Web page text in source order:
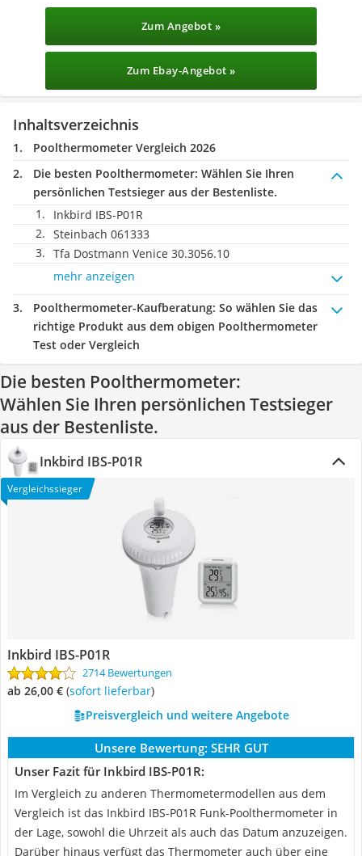
Zum Angebot »
Zum Ebay-Angebot »
Inhaltsverzeichnis
Poolthermometer Vergleich 2026
Die besten Poolthermometer: Wählen Sie Ihren
persönlichen Testsieger aus der Bestenliste.
Inkbird IBS-P01R
Steinbach 061333
Tfa Dostmann Venice 30.3056.10
mehr anzeigen
Poolthermometer-Kaufberatung: So wählen Sie das
richtige Produkt aus dem obigen Poolthermometer
Test oder Vergleich
Die besten Poolthermometer:
Wählen Sie Ihren persönlichen Testsieger
aus der Bestenliste.
Inkbird IBS-P01R
Vergleichssieger
Inkbird IBS-P01R
2714 Bewertungen
ab 26,00 € ( Sofort lieferbar)
Preisvergleich und weitere Angebote
Unsere Bewertung: SEHR GUT
Unser Fazit für Inkbird IBS-P01R:
Im Vergleich zu anderen Thermometermodellen aus dem
Vergleich ist das Inkbird IBS-P01R Funk-Poolthermometer in
der Lage, sowohl die Uhrzeit als auch das Datum anzuzeigen.
Darüber hinaus verfügt das Thermometer auch über eine